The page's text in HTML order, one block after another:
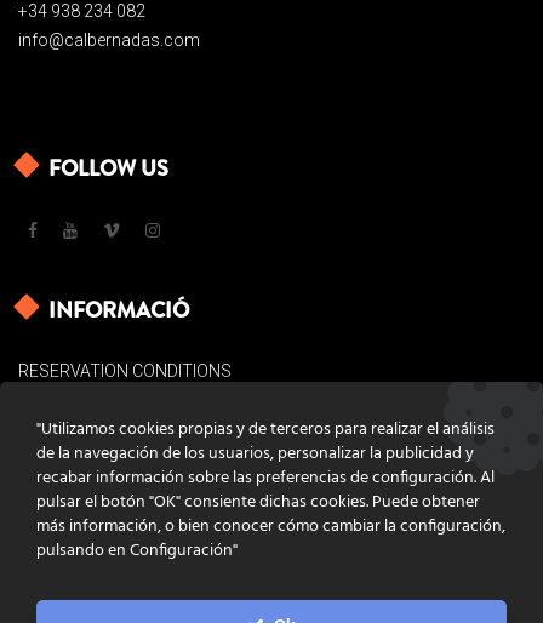
+34 938 234 082
info@calbernadas.com
FOLLOW US
INFORMACIÓ
RESERVATION CONDITIONS
COOKIES POLICY
CONTACT
"Utilizamos cookies propias y de terceros para realizar el análisis
de la navegación de los usuarios, personalizar la publicidad y
recabar información sobre las preferencias de configuración. Al
pulsar el botón "OK" consiente dichas cookies. Puede obtener
más información, o bien conocer cómo cambiar la configuración,
pulsando en Configuración"